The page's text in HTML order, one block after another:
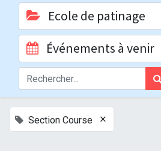
Ecole de patinage
Événements à venir
Section Course ×